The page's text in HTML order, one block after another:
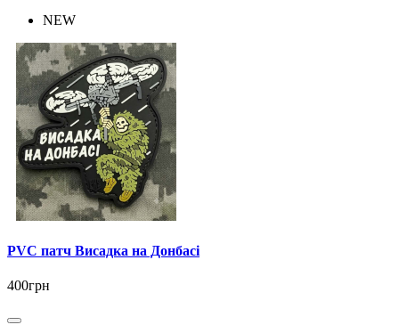
NEW
PVC патч Висадка на Донбасі
400грн